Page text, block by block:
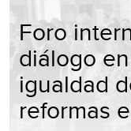
Foro
diálogo
igualdad
reformas